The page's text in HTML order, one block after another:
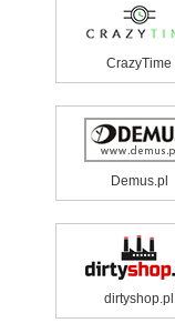
CrazyTime
Demus.pl
dirtyshop.pl